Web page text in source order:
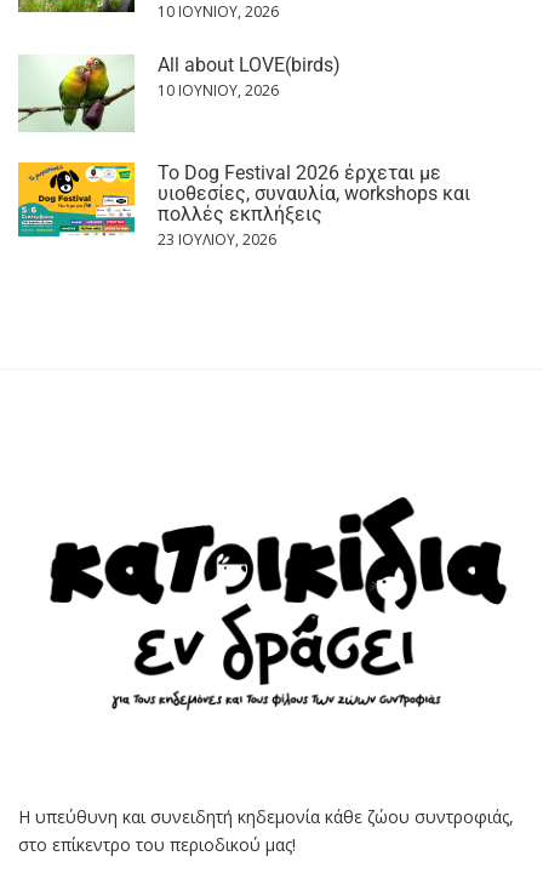
10 ΙΟΥΝΊΟΥ, 2026
All about LOVE(birds)
10 ΙΟΥΝΊΟΥ, 2026
Το Dog Festival 2026 έρχεται με
υιοθεσίες, συναυλία, workshops και
πολλές εκπλήξεις
23 ΙΟΥΛΊΟΥ, 2026
Η υπεύθυνη και συνειδητή κηδεμονία κάθε ζώου συντροφιάς,
στο επίκεντρο του περιοδικού μας!